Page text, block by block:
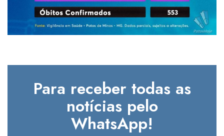
Para receber todas as
notícias pelo
WhatsApp!